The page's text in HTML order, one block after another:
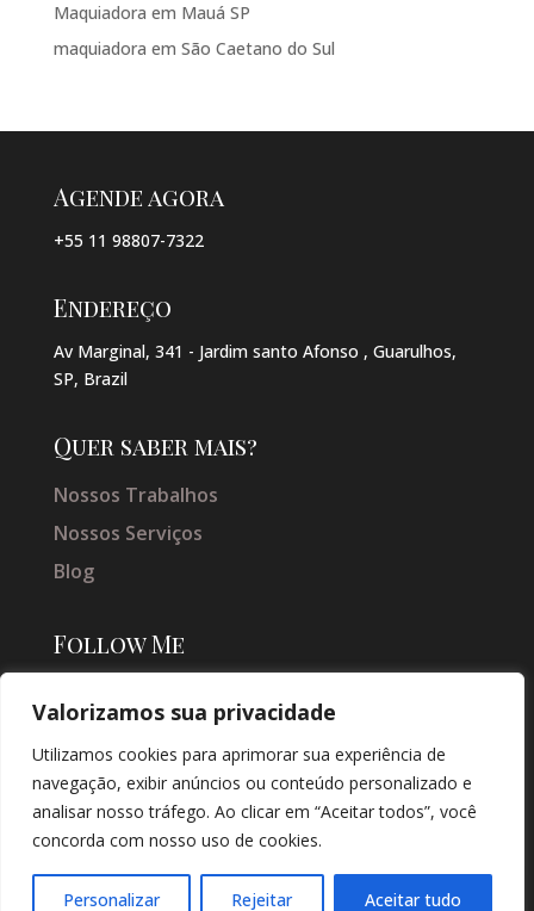
Valorizamos sua privacidade
Utilizamos cookies para aprimorar sua experiência de
navegação, exibir anúncios ou conteúdo personalizado e
analisar nosso tráfego. Ao clicar em “Aceitar todos”, você
concorda com nosso uso de cookies.
Personalizar Rejeitar Aceitar tudo
Maquiadora em Mauá SP
maquiadora em São Caetano do Sul
Agende agora
+55 11 98807-7322
Endereço
Av Marginal, 341 - Jardim santo Afonso , Guarulhos,
SP, Brazil
Quer saber mais?
Nossos Trabalhos
Nossos Serviços
Blog
Follow Me
SOLUÇÕES DIGITAIS |
CRIAÇÃO DE SITES